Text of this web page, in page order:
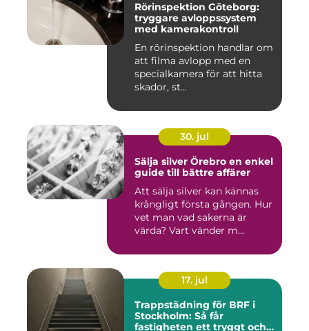
Rörinspektion Göteborg:
tryggare avloppssystem
med kamerakontroll
En rörinspektion handlar om
att filma avlopp med en
specialkamera för att hitta
skador, st...
30. jul
Sälja silver Örebro en enkel
guide till bättre affärer
Att sälja silver kan kännas
krångligt första gången. Hur
vet man vad sakerna är
värda? Vart vänder m...
17. jul
Trappstädning för BRF i
Stockholm: Så får
fastigheten ett tryggt och